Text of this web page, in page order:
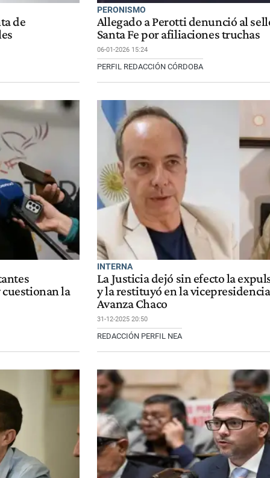
de
PERONISMO
Allegado a Perotti denunció al
Santa Fe por afiliaciones truchas
06-01-2026 15:24
PERFIL REDACCIÓN CÓRDOBA
la
INTERNA
La Justicia dejó sin efecto la
y la restituyó en la
Avanza Chaco
31-12-2025 20:50
REDACCIÓN PERFIL NEA